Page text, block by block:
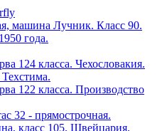
машина Лучник. Класс 90.
года.
124 класса. Чехословакия.
122 класса. Производство
32 - прямострочная.
класс 105. Швейцария.